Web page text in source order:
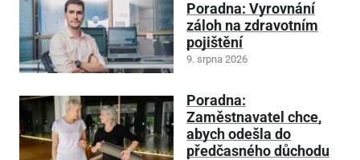
Poradna: Vyrovnání
záloh na zdravotním
pojištění
9. srpna 2026
Poradna:
Zaměstnavatel chce,
abych odešla do
předčasného důchodu